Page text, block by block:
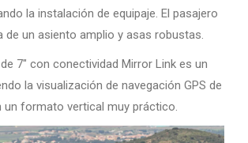
la instalación de equipaje. El pasajero
de un asiento amplio y asas robustas.
7″ con conectividad Mirror Link es un
la visualización de navegación GPS de
un formato vertical muy práctico.